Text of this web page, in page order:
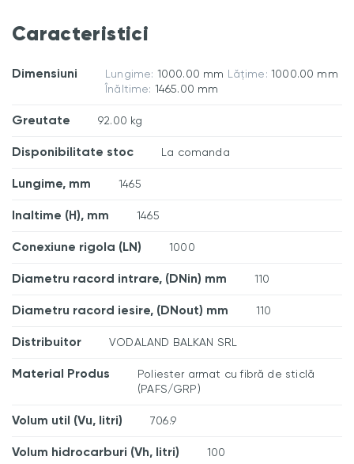
Caracteristici
Dimensiuni Lungime: 1000.00 mm Lățime: 1000.00 mm
Înăltime: 1465.00 mm
Greutate 92.00 kg
Disponibilitate stoc La comanda
Lungime, mm 1465
Inaltime (H), mm 1465
Conexiune rigola (LN) 1000
Diametru racord intrare, (DNin) mm 110
Diametru racord iesire, (DNout) mm 110
Distribuitor VODALAND BALKAN SRL
Material Produs
Poliester armat cu fibră de sticlă
(PAFS/GRP)
Volum util (Vu, litri) 706.9
Volum hidrocarburi (Vh, litri) 100